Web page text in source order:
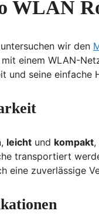
WLAN
wir den
einem WLAN-
und seine einfache
, leicht und kompakt,
transportiert
eine zuverlässige